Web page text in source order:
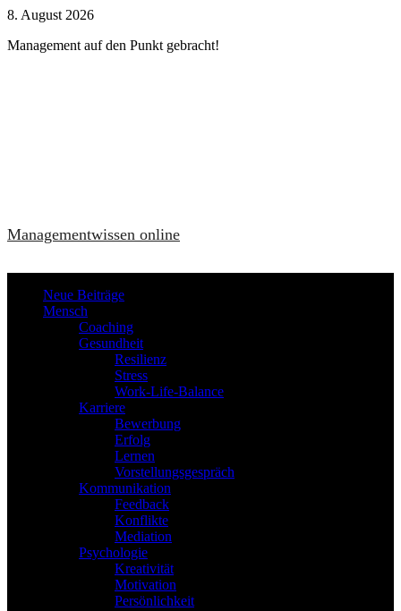
Zum
springen
8. August 2026
Management auf den Punkt gebracht!
Managementwissen online
Neue Beiträge
Mensch
Coaching
Gesundheit
Resilienz
Stress
Work-Life-Balance
Karriere
Bewerbung
Erfolg
Lernen
Vorstellungsgespräch
Kommunikation
Feedback
Konflikte
Mediation
Psychologie
Kreativität
Motivation
Persönlichkeit